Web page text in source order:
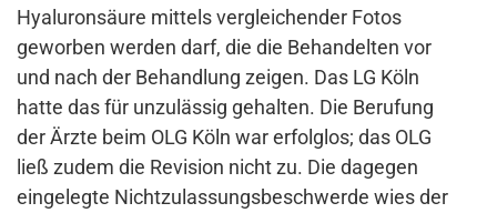
Hyaluronsäure mittels vergleichender Fotos
geworben werden darf, die die Behandelten vor
und nach der Behandlung zeigen. Das LG Köln
hatte das für unzulässig gehalten. Die Berufung
der Ärzte beim OLG Köln war erfolglos; das OLG
ließ zudem die Revision nicht zu. Die dagegen
eingelegte Nichtzulassungsbeschwerde wies der